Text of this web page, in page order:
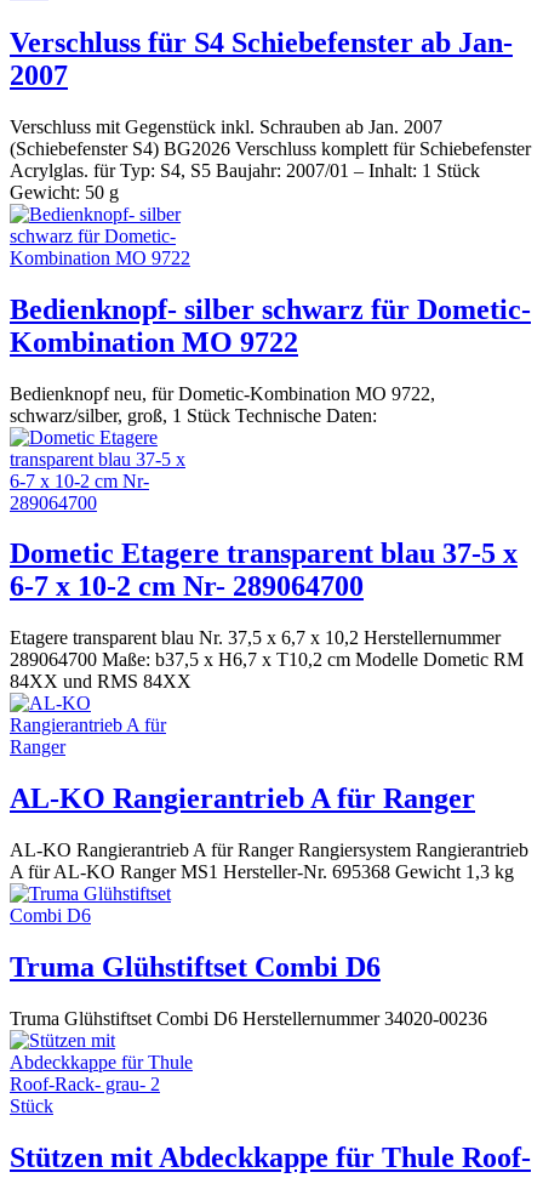
Verschluss für S4 Schiebefenster ab Jan-
2007
Verschluss mit Gegenstück inkl. Schrauben ab Jan. 2007
(Schiebefenster S4) BG2026 Verschluss komplett für Schiebefenster
Acrylglas. für Typ: S4, S5 Baujahr: 2007/01 – Inhalt: 1 Stück
Gewicht: 50 g
Bedienknopf- silber schwarz für Dometic-
Kombination MO 9722
Bedienknopf neu, für Dometic-Kombination MO 9722,
schwarz/silber, groß, 1 Stück Technische Daten:
Dometic Etagere transparent blau 37-5 x
6-7 x 10-2 cm Nr- 289064700
Etagere transparent blau Nr. 37,5 x 6,7 x 10,2 Herstellernummer
289064700 Maße: b37,5 x H6,7 x T10,2 cm Modelle Dometic RM
84XX und RMS 84XX
AL-KO Rangierantrieb A für Ranger
AL-KO Rangierantrieb A für Ranger Rangiersystem Rangierantrieb
A für AL-KO Ranger MS1 Hersteller-Nr. 695368 Gewicht 1,3 kg
Truma Glühstiftset Combi D6
Truma Glühstiftset Combi D6 Herstellernummer 34020-00236
Stützen mit Abdeckkappe für Thule Roof-